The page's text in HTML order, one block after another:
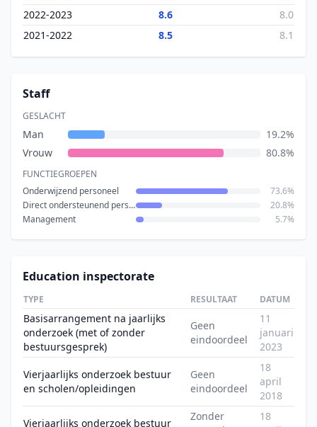
2022-2023
8.6
8.0
2021-2022
8.5 8.1
Staff
GESLACHT
Man
19.2%
Vrouw
80.8%
FUNCTIEGROEPEN
Onderwijzend personeel
73.6%
Direct ondersteunend personeel
20.8%
Management
5.7%
Education inspectorate
TYPE RESULTAAT DATUM
Basisarrangement na jaarlijks
onderzoek (met of zonder
bestuursgesprek)
Geen
eindoordeel
11
januari
2023
Vierjaarlijks onderzoek bestuur
en scholen/opleidingen
Geen
eindoordeel
18
april
2018
Vierjaarlijks onderzoek bestuur
Zonder
18